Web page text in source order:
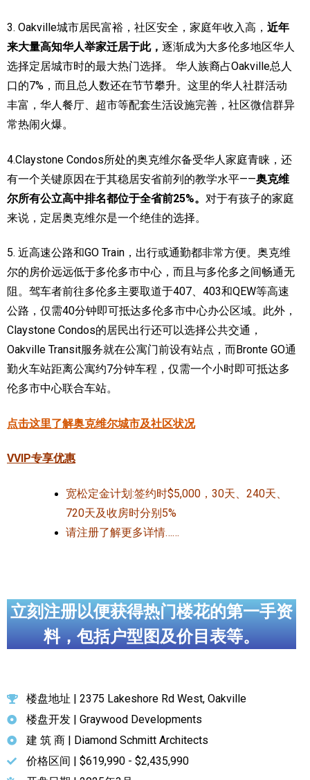
3. Oakville城市居民富裕，社区安全，家庭年收入高， 近年
来大量高知华人举家迁居于此， 逐渐成为大多伦多地区华人
选择定居城市时的最大热门选择。
华人族裔占Oakville总人
口的7%，而且总人数还在节节攀升。这里的华人社群活动
丰富，华人餐厅、超市等配套生活设施完善，社区微信群异
常热闹火爆。
4.Claystone Condos所处的奥克维尔备受华人家庭青睐，还
有一个关键原因在于其稳居安省前列的教学水平——奥克维
尔所有公立高中排名都位于全省前25%。 对于有孩子的家庭
来说，定居奥克维尔是一个绝佳的选择。
5. 近高速公路和GO Train，出行或通勤都非常方便。奥克维
尔的房价远远低于多伦多市中心，而且与多伦多之间畅通无
阻。驾车者前往多伦多主要取道于407、403和QEW等高速
公路，仅需40分钟即可抵达多伦多市中心办公区域。此外，
Claystone Condos的居民出行还可以选择公共交通，
Oakville Transit服务就在公寓门前设有站点，而Bronte GO通
勤火车站距离公寓约7分钟车程，仅需一个小时即可抵达多
伦多市中心联合车站。
点击这里了解奥克维尔城市及社区状况
VVIP专享优惠
宽松定金计划:签约时$5,000，30天、240天、
720天及收房时分别5%
请注册了解更多详情……
立刻注册以便获得热门楼花的第一手资
料，包括户型图及价目表等。
楼盘地址 | 2375 Lakeshore Rd West, Oakville
楼盘开发 | Graywood Developments
建 筑 商 | Diamond Schmitt Architects
价格区间 | $619,990 - $2,435,990